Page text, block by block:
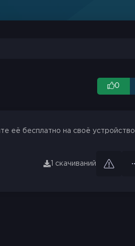
0
её бесплатно на своё устройство.
1 скачиваний